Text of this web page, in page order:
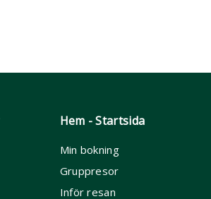
Hem - Startsida
Min bokning
Gruppresor
Inför resan